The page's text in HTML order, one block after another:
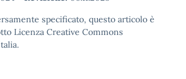
specificato, questo articolo è
Licenza Creative Commons